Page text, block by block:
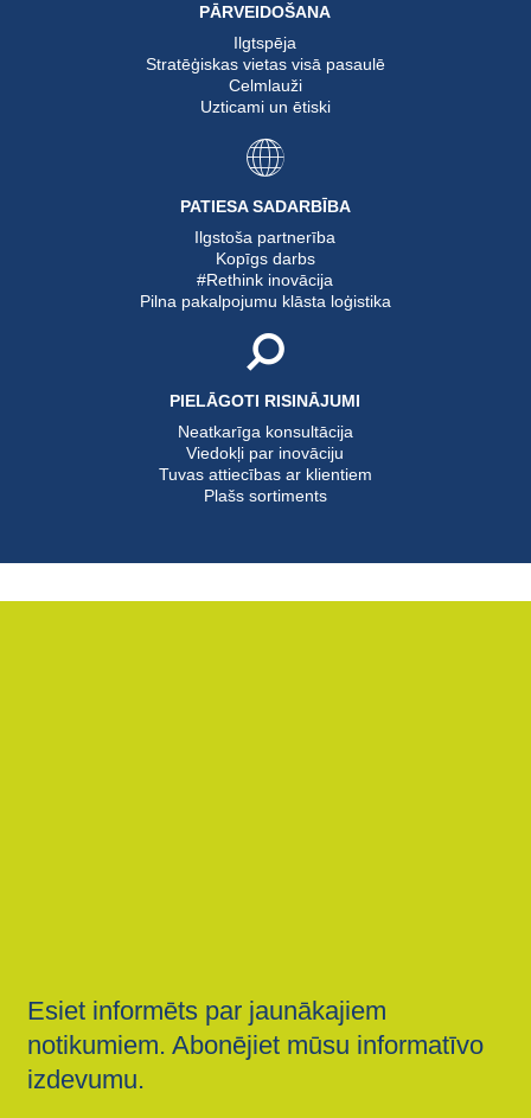
PĀRVEIDOŠANA
Ilgtspēja
Stratēģiskas vietas visā pasaulē
Celmlauži
Uzticami un ētiski
PATIESA SADARBĪBA
Ilgstoša partnerība
Kopīgs darbs
#Rethink inovācija
Pilna pakalpojumu klāsta loģistika
PIELĀGOTI RISINĀJUMI
Neatkarīga konsultācija
Viedokļi par inovāciju
Tuvas attiecības ar klientiem
Plašs sortiments
Esiet informēts par jaunākajiem
notikumiem. Abonējiet mūsu informatīvo
izdevumu.